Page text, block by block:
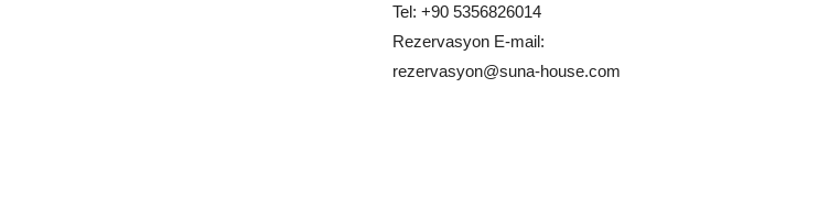
Tel: +90 5356826014
Rezervasyon E-mail:
rezervasyon@suna-house.com